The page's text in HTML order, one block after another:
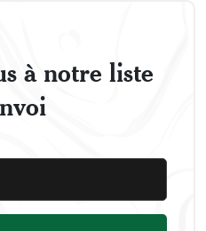
à notre liste